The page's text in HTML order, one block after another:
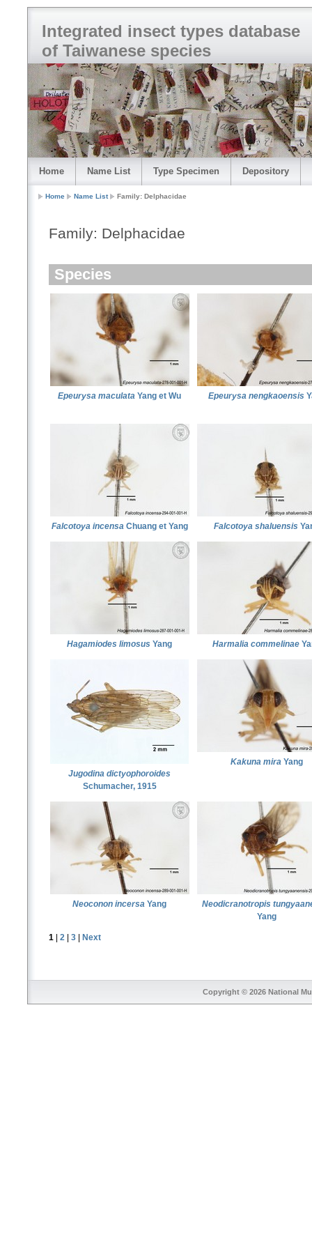
Integrated insect types database
of Taiwanese species
Home Name List Type Specimen Depository
Home Name List Family: Delphacidae
Family: Delphacidae
Species
Epeurysa maculata Yang et Wu Epeurysa nengkaoensis
Falcotoya incensaChuang et Yang Falcotoya shaluensis
Hagamiodes limosus Yang Harmalia commelinae
Jugodina dictyophoroides
Schumacher, 1915
Kakuna mira Yang
Neoconon incersa Yang
Neodicranotropis
Yang
1 2 3 Next
Copyright © 2026 National